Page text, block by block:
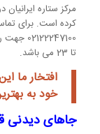
مرکز ستاره
کرده است. برای
تا 23 می باشد.
افتخار ما
خود به
جاهای دیدنی